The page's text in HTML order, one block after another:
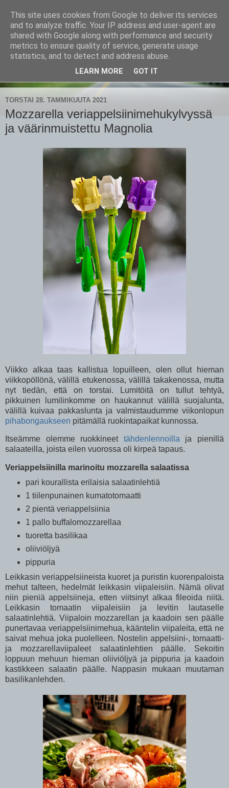
CampaSimpukka
kammen- ja kauhanpyöritystä
TORSTAI 28. TAMMIKUUTA 2021
Mozzarella veriappelsiinimehukylvyssä
ja väärinmuistettu Magnolia
Viikko alkaa taas kallistua lopuilleen, olen ollut hieman
viikkopöllönä, välillä etukenossa, välillä takakenossa, mutta
nyt tiedän, että on torstai. Lumitöitä on tullut tehtyä,
pikkuinen lumilinkomme on haukannut välillä suojalunta,
välillä kuivaa pakkaslunta ja valmistaudumme viikonlopun
pihabongaukseen pitämällä ruokintapaikat kunnossa.
Itseämme olemme ruokkineet tähdenlennoillaja pienillä
salaateilla, joista eilen vuorossa oli kirpeä tapaus.
Veriappelsiinilla marinoitu mozzarella salaatissa
pari kourallista erilaisia salaatinlehtiä
1 tiilenpunainen kumatotomaatti
2 pientä veriappelsiinia
1 pallo buffalomozzarellaa
tuoretta basilikaa
oliiviöljyä
pippuria
Leikkasin veriappelsiineista kuoret ja puristin kuorenpaloista
mehut talteen, hedelmät leikkasin viipaleisiin. Nämä olivat
niin pieniä appelsiineja, etten viitsinyt alkaa fileoida niitä.
Leikkasin tomaatin viipaleisiin ja levitin lautaselle
salaatinlehtiä. Viipaloin mozzarellan ja kaadoin sen päälle
punertavaa veriappelsiinimehua, kääntelin viipaleita, että ne
saivat mehua joka puolelleen. Nostelin appelsiini-, tomaatti-
ja mozzarellaviipaleet salaatinlehtien päälle. Sekoitin
loppuun mehuun hieman oliiviöljyä ja pippuria ja kaadoin
kastikkeen salaatin päälle. Nappasin mukaan muutaman
basilikanlehden.
This site uses cookies from Google to deliver its services
and to analyze traffic. Your IP address and user-agent are
shared with Google along with performance and security
metrics to ensure quality of service, generate usage
statistics, and to detect and address abuse.
LEARN MORE GOT IT